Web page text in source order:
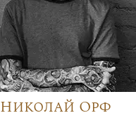
Николай Орф